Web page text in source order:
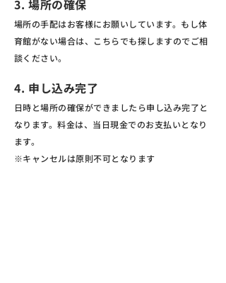
3. 場所の確保
場所の手配はお客様にお願いしています。もし体
育館がない場合は、こちらでも探しますのでご相
談ください。
4. ​申し込み完了
日時と場所の確保ができましたら申し込み完了と
なります。料金は、当日現金でのお支払いとなり
ます。
※キャンセルは原則不可となります